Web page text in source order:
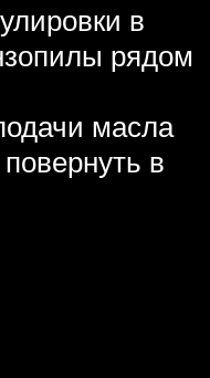
в
рядом
масла
в